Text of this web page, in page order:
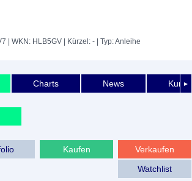
| WKN: HLB5GV | Kürzel: - | Typ: Anleihe
►
Charts News
Verkaufen
Kaufen
Watchlist